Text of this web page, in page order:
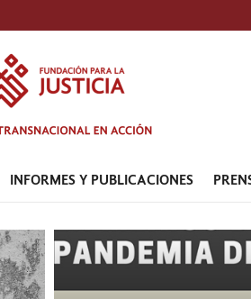
INFORMES Y PUBLICACIONES